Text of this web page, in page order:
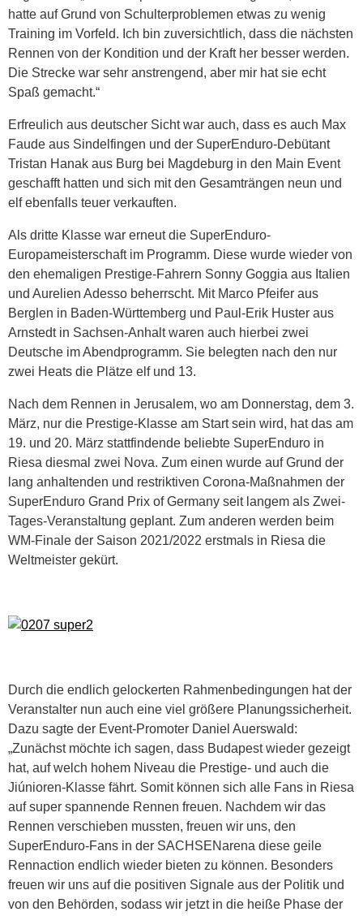
hatte auf Grund von Schulterproblemen etwas zu wenig
Training im Vorfeld. Ich bin zuversichtlich, dass die nächsten
Rennen von der Kondition und der Kraft her besser werden.
Die Strecke war sehr anstrengend, aber mir hat sie echt
Spaß gemacht.“
Erfreulich aus deutscher Sicht war auch, dass es auch Max
Faude aus Sindelfingen und der SuperEnduro-Debütant
Tristan Hanak aus Burg bei Magdeburg in den Main Event
geschafft hatten und sich mit den Gesamträngen neun und
elf ebenfalls teuer verkauften.
Als dritte Klasse war erneut die SuperEnduro-
Europameisterschaft im Programm. Diese wurde wieder von
den ehemaligen Prestige-Fahrern Sonny Goggia aus Italien
und Aurelien Adesso beherrscht. Mit Marco Pfeifer aus
Berglen in Baden-Württemberg und Paul-Erik Huster aus
Arnstedt in Sachsen-Anhalt waren auch hierbei zwei
Deutsche im Abendprogramm. Sie belegten nach den nur
zwei Heats die Plätze elf und 13.
Nach dem Rennen in Jerusalem, wo am Donnerstag, dem 3.
März, nur die Prestige-Klasse am Start sein wird, hat das am
19. und 20. März stattfindende beliebte SuperEnduro in
Riesa diesmal zwei Nova. Zum einen wurde auf Grund der
lang anhaltenden und restriktiven Corona-Maßnahmen der
SuperEnduro Grand Prix of Germany seit langem als Zwei-
Tages-Veranstaltung geplant. Zum anderen werden beim
WM-Finale der Saison 2021/2022 erstmals in Riesa die
Weltmeister gekürt.
Durch die endlich gelockerten Rahmenbedingungen hat der
Veranstalter nun auch eine viel größere Planungssicherheit.
Dazu sagte der Event-Promoter Daniel Auerswald:
„Zunächst möchte ich sagen, dass Budapest wieder gezeigt
hat, auf welch hohem Niveau die Prestige- und auch die
Jiúnioren-Klasse fährt. Somit können sich alle Fans in Riesa
auf super spannende Rennen freuen. Nachdem wir das
Rennen verschieben mussten, freuen wir uns, den
SuperEnduro-Fans in der SACHSENarena diese geile
Rennaction endlich wieder bieten zu können. Besonders
freuen wir uns auf die positiven Signale aus der Politik und
von den Behörden, sodass wir jetzt in die heiße Phase der